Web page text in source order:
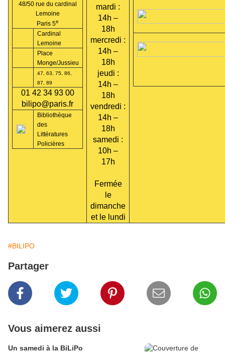
48/50 rue du cardinal
Lemoine
Paris 5e
Cardinal
Lemoine
Place
Monge/Jussieu
47, 63, 75, 86,
87, 89
01 42 34 93 00
bilipo@paris.fr
Bibliothèque
des
Littératures
Policières
mardi :
14h –
18h
mercredi :
14h –
18h
jeudi :
14h –
18h
vendredi :
14h –
18h
samedi :
10h –
17h
Fermée
le
dimanche
et le lundi
#BILIPO
Partager
Vous aimerez aussi
Un samedi à la BiLiPo